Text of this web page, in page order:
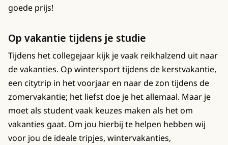
goede prijs!
Op vakantie tijdens je studie
Tijdens het collegejaar kijk je vaak reikhalzend uit naar
de vakanties. Op wintersport tijdens de kerstvakantie,
een citytrip in het voorjaar en naar de zon tijdens de
zomervakantie; het liefst doe je het allemaal. Maar je
moet als student vaak keuzes maken als het om
vakanties gaat. Om jou hierbij te helpen hebben wij
voor jou de ideale tripjes, wintervakanties,